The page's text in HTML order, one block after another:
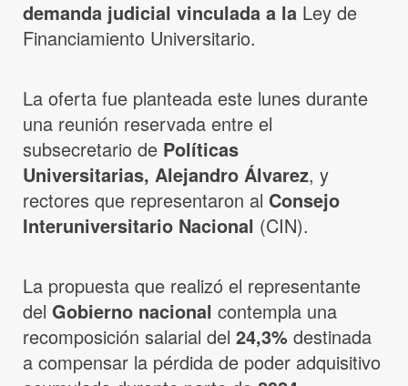
demanda judicial vinculada a la Ley de
Financiamiento Universitario.
La oferta fue planteada este lunes durante
una reunión reservada entre el
subsecretario de Políticas
Universitarias, Alejandro Álvarez, y
rectores que representaron al Consejo
Interuniversitario Nacional (CIN).
La propuesta que realizó el representante
del Gobierno nacional contempla una
recomposición salarial del 24,3% destinada
a compensar la pérdida de poder adquisitivo